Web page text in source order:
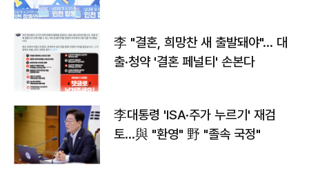
李 "결혼, 희망찬 새 출발돼야"… 대
출·청약 '결혼 페널티' 손본다
李대통령 'ISA·주가 누르기' 재검
토…與 "환영" 野 "졸속 국정"